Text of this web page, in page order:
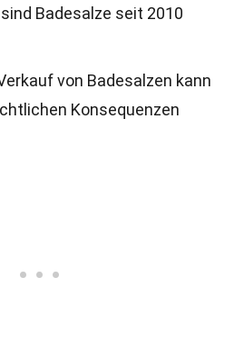
Badesalze seit 2010
von Badesalzen kann
Konsequenzen